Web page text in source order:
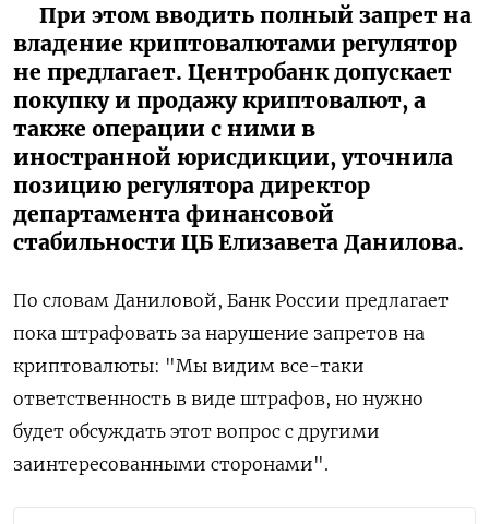
При этом вводить полный запрет на
владение криптовалютами регулятор
не предлагает. Центробанк допускает
покупку и продажу криптовалют, а
также операции с ними в
иностранной юрисдикции, уточнила
позицию регулятора директор
департамента финансовой
стабильности ЦБ Елизавета Данилова.
По словам Даниловой, Банк России предлагает
пока штрафовать за нарушение запретов на
криптовалюты: "Мы видим все-таки
ответственность в виде штрафов, но нужно
будет обсуждать этот вопрос с другими
заинтересованными сторонами".